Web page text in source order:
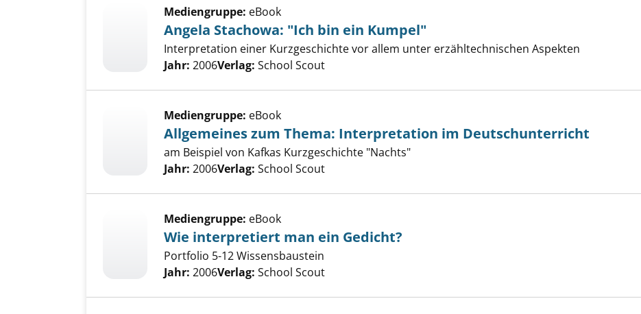
Mediengruppe: eBook
Angela Stachowa: "Ich bin ein Kumpel"
Interpretation einer Kurzgeschichte vor allem unter erzähltechnischen Aspekten
Suche nach diesem Verfasser
Jahr: 2006Verlag: School Scout
Mediengruppe: eBook
Allgemeines zum Thema: Interpretation im Deutschunterricht
am Beispiel von Kafkas Kurzgeschichte "Nachts"
Suche nach diesem Verfasser
Jahr: 2006Verlag: School Scout
Mediengruppe: eBook
Wie interpretiert man ein Gedicht?
Portfolio 5-12 Wissensbaustein
Suche nach diesem Verfasser
Jahr: 2006Verlag: School Scout